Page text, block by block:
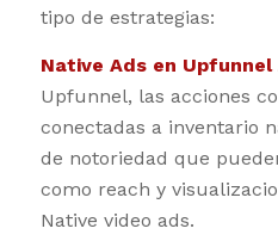
tipo de estrategias:
Native Ads en Upfunnel
Upfunnel, las acciones
conectadas a inventario
de notoriedad que
como reach y
Native video ads.